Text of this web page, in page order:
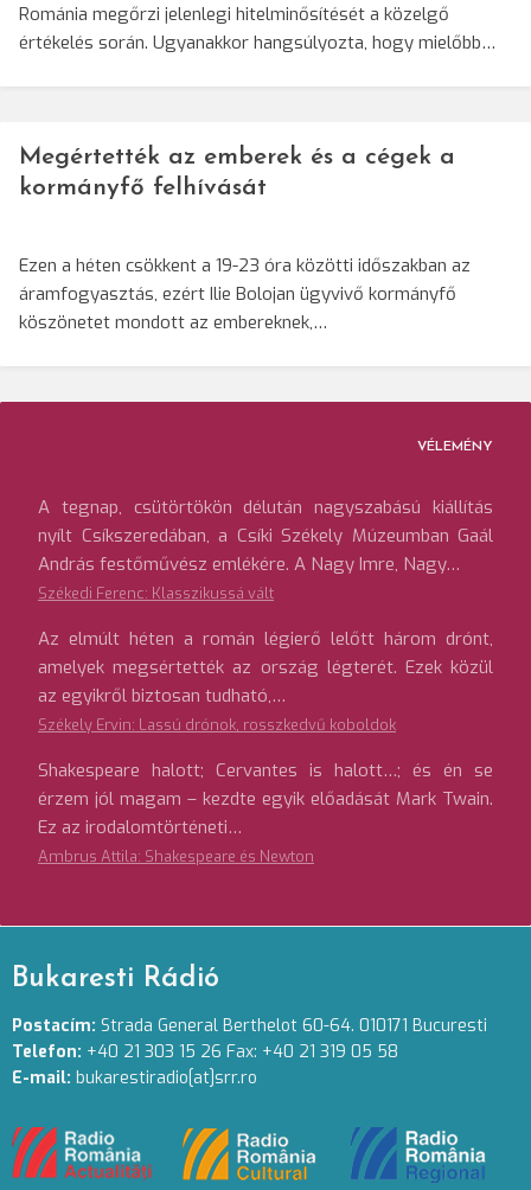
Románia megőrzi jelenlegi hitelminősítését a közelgő
értékelés során. Ugyanakkor hangsúlyozta, hogy mielőbb…
Megértették az emberek és a cégek a
kormányfő felhívását
Ezen a héten csökkent a 19-23 óra közötti időszakban az
áramfogyasztás, ezért Ilie Bolojan ügyvivő kormányfő
köszönetet mondott az embereknek,…
VÉLEMÉNY
A tegnap, csütörtökön délután nagyszabású kiállítás
nyílt Csíkszeredában, a Csíki Székely Múzeumban Gaál
András festőművész emlékére. A Nagy Imre, Nagy…
Székedi Ferenc: Klasszikussá vált
Az elmúlt héten a román légierő lelőtt három drónt,
amelyek megsértették az ország légterét. Ezek közül
az egyikről biztosan tudható,…
Székely Ervin: Lassú drónok, rosszkedvű koboldok
Shakespeare halott; Cervantes is halott…; és én se
érzem jól magam – kezdte egyik előadását Mark Twain.
Ez az irodalomtörténeti…
Ambrus Attila: Shakespeare és Newton
Bukaresti Rádió
Postacím: Strada General Berthelot 60-64. 010171 Bucuresti
Telefon: +40 21 303 15 26 Fax: +40 21 319 05 58
E-mail: bukarestiradio[at]srr.ro